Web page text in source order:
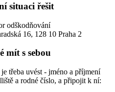
situaci řešit
odškodňování
16, 128 10 Praha 2
mít s sebou
třeba uvést - jméno a příjmení
a rodné číslo, a připojit k ní: